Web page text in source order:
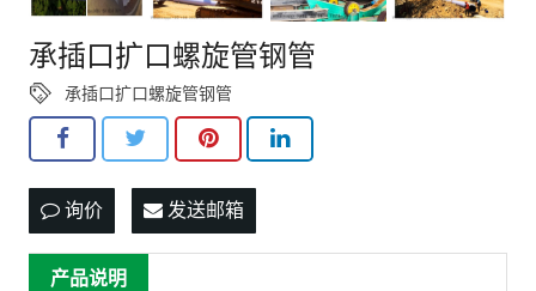
承插口扩口螺旋管钢管
承插口扩口螺旋管钢管
询价 发送邮箱
产品说明